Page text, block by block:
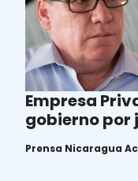
Empresa
gobierno por
población
Prensa Nicaragua